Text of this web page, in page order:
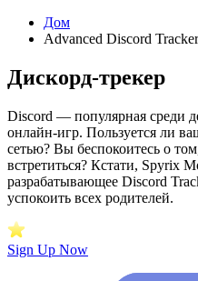
Дом
Advanced Discord
Дискорд-трекер
Discord — популярная среди
онлайн-игр. Пользуется ли
сетью? Вы беспокоитесь о
встретиться? Кстати, Spyrix
разрабатывающее Discord
успокоить всех родителей.
Sign Up Now